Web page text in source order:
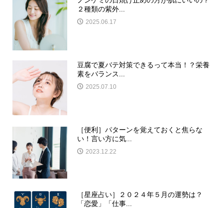
２種類の紫外...
2025.06.17
豆腐で夏バテ対策できるって本当！？栄養
素をバランス...
2025.07.10
［便利］パターンを覚えておくと焦らな
い！言い方に気...
2023.12.22
［星座占い］２０２４年５月の運勢は？
「恋愛」「仕事...